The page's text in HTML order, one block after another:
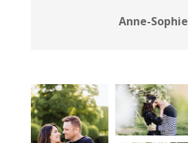
Anne-Sophie